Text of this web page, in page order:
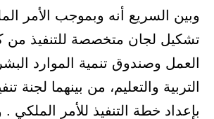
وبين السريع أنه وبموجب الأمر
تشكيل لجان متخصصة للتنفيذ من
العمل وصندوق تنمية الموارد
التربية والتعليم، من بينهما لجنة
بإعداد خطة التنفيذ للأمر الملكي